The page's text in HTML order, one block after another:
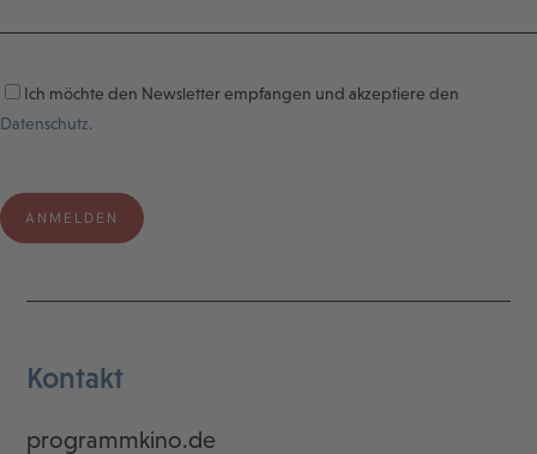
Ich möchte den Newsletter empfangen und akzeptiere den
Datenschutz.
Kontakt
programmkino.de